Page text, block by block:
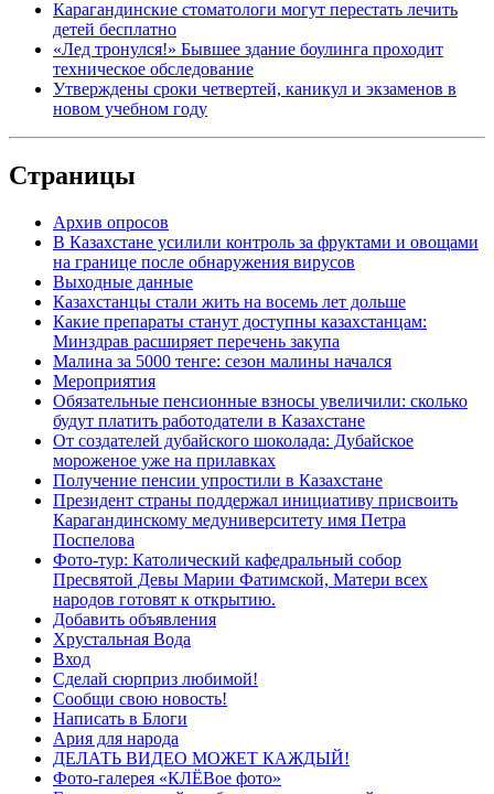
Карагандинские стоматологи могут перестать лечить
детей бесплатно
«Лед тронулся!» Бывшее здание боулинга проходит
техническое обследование
Утверждены сроки четвертей, каникул и экзаменов в
новом учебном году
Страницы
Архив опросов
В Казахстане усилили контроль за фруктами и овощами
на границе после обнаружения вирусов
Выходные данные
Казахстанцы стали жить на восемь лет дольше
Какие препараты станут доступны казахстанцам:
Минздрав расширяет перечень закупа
Малина за 5000 тенге: сезон малины начался
Мероприятия
Обязательные пенсионные взносы увеличили: сколько
будут платить работодатели в Казахстане
От создателей дубайского шоколада: Дубайское
мороженое уже на прилавках
Получение пенсии упростили в Казахстане
Президент страны поддержал инициативу присвоить
Карагандинскому медуниверситету имя Петра
Поспелова
Фото-тур: Католический кафедральный собор
Пресвятой Девы Марии Фатимской, Матери всех
народов готовят к открытию.
Добавить объявления
Хрустальная Вода
Вход
Сделай сюрприз любимой!
Сообщи свою новость!
Написать в Блоги
Ария для народа
ДЕЛАТЬ ВИДЕО МОЖЕТ КАЖДЫЙ!
Фото-галерея «КЛЁВое фото»